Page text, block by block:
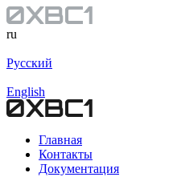
ru
Русский
English
Главная
Контакты
Документация